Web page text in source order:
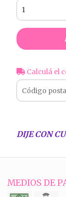
Calculá el
DIJE CON
MEDIOS DE